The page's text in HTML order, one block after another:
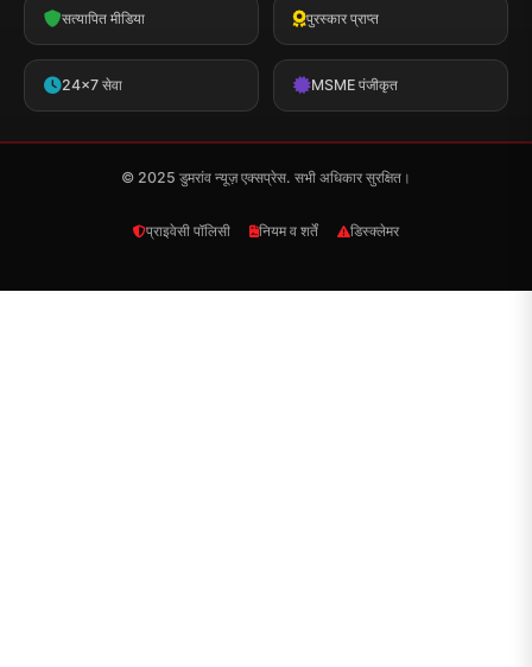
सत्यापित मीडिया पुरस्कार प्राप्त
24x7 सेवा MSME पंजीकृत
© 2025 डुमरांव न्यूज़ एक्सप्रेस. सभी अधिकार सुरक्षित।
प्राइवेसी पॉलिसी नियम व शर्तें डिस्क्लेमर